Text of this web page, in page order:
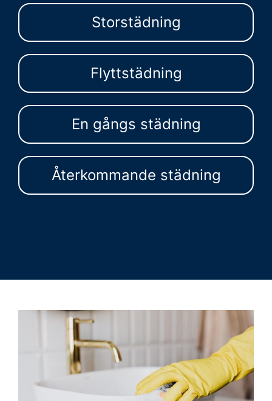
Storstädning
Flyttstädning
En gångs städning
Återkommande städning